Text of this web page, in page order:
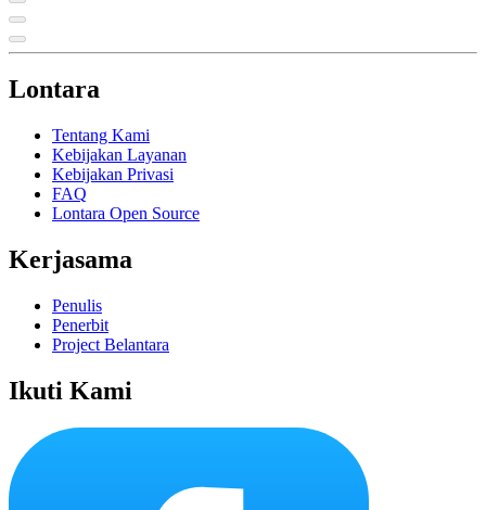
Lontara
Tentang Kami
Kebijakan Layanan
Kebijakan Privasi
FAQ
Lontara Open Source
Kerjasama
Penulis
Penerbit
Project Belantara
Ikuti Kami